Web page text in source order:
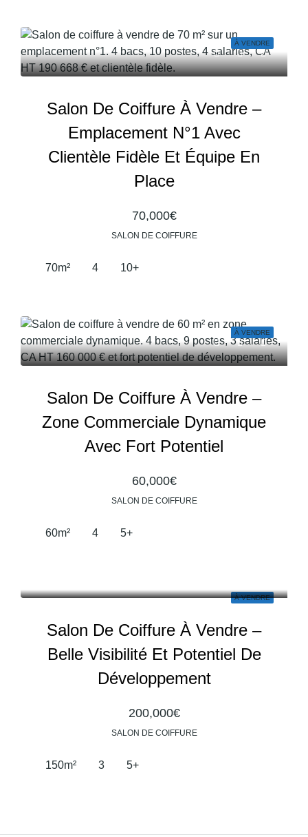
À VENDRE
Salon De Coiffure À Vendre –
Emplacement N°1 Avec
Clientèle Fidèle Et Équipe En
Place
70,000€
SALON DE COIFFURE
70m² 4 10+
À VENDRE
Salon De Coiffure À Vendre –
Zone Commerciale Dynamique
Avec Fort Potentiel
60,000€
SALON DE COIFFURE
60m² 4 5+
À VENDRE
Salon De Coiffure À Vendre –
Belle Visibilité Et Potentiel De
Développement
200,000€
SALON DE COIFFURE
150m² 3 5+